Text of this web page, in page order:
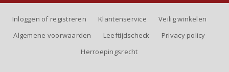
Inloggen of registreren Klantenservice
Veilig winkelen
Algemene voorwaarden
Leeftijdscheck
Privacy policy
Herroepingsrecht